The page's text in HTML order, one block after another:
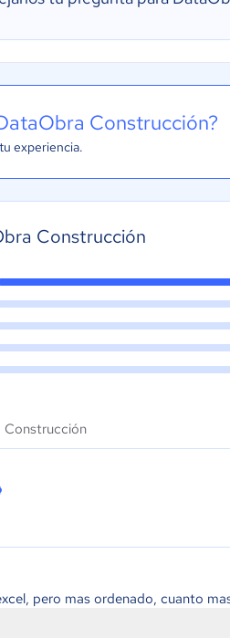
Construcción?
experiencia.
Construcción
Construcción
pero mas ordenado, cuanto